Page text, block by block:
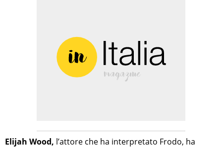
Elijah Wood, l’attore che ha interpretato Frodo, ha